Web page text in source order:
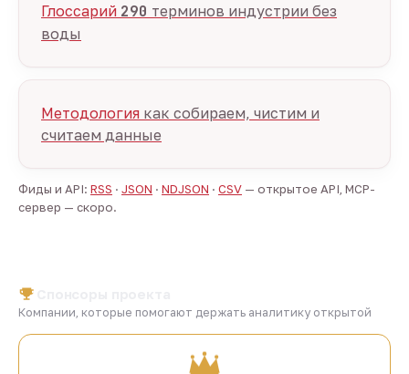
Глоссарий 290 терминов индустрии без
воды
Методология как собираем, чистим и
считаем данные
Фиды и API: RSS · JSON · NDJSON · CSV — открытое API, MCP-
сервер — скоро.
Компании, которые помогают держать аналитику открытой